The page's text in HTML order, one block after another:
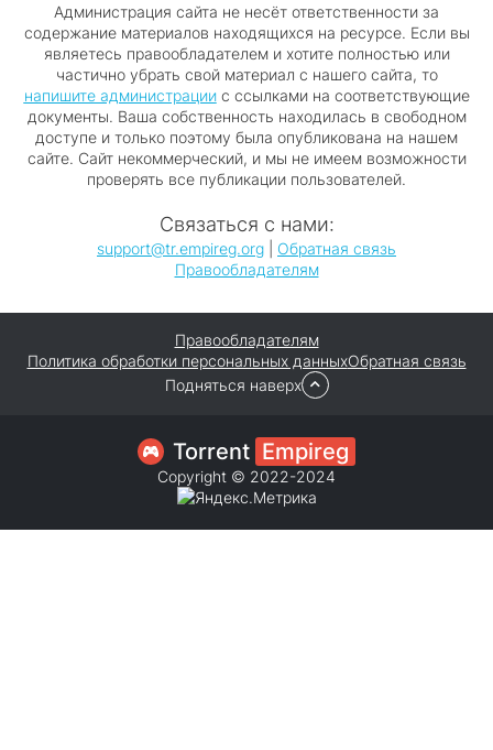
Администрация сайта не несёт ответственности за
содержание материалов находящихся на ресурсе. Если вы
являетесь правообладателем и хотите полностью или
частично убрать свой материал с нашего сайта, то
напишите администрациис ссылками на соответствующие
документы. Ваша собственность находилась в свободном
доступе и только поэтому была опубликована на нашем
сайте. Сайт некоммерческий, и мы не имеем возможности
проверять все публикации пользователей.
Связаться с нами:
support@tr.empireg.org
Обратная связь
Правообладателям
Правообладателям
Политика обработки персональных данныхОбратная связь
Подняться наверх
Torrent Empireg
Copyright © 2022-2024